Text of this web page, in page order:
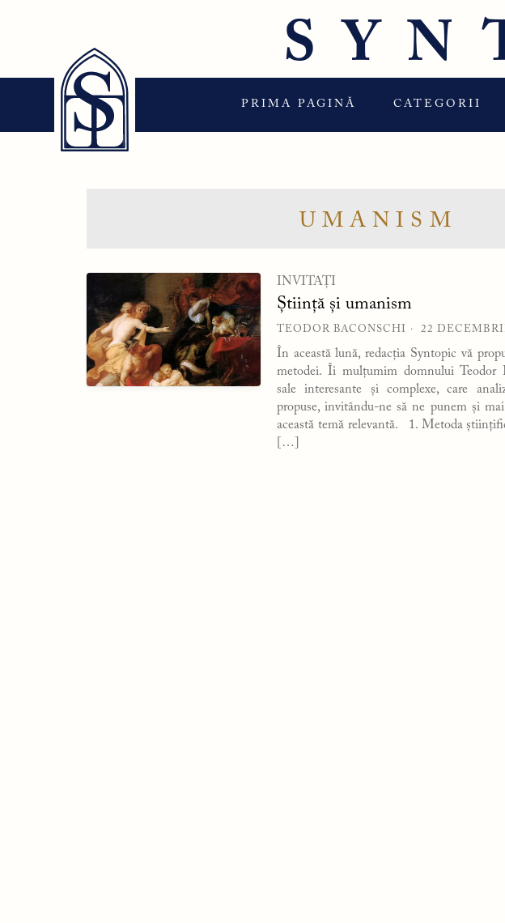
PRIMA PAGINĂ CATEGORII
UMANISM
INVITAȚI
Știință și umanism
TEODOR BACONSCHI 22
În această lună, redacția Syntopic vă
metodei. Îi mulțumim domnului Teodor
sale interesante și complexe, care
propuse, invitându-ne să ne punem și
această temă relevantă. 1. Metoda
[…]